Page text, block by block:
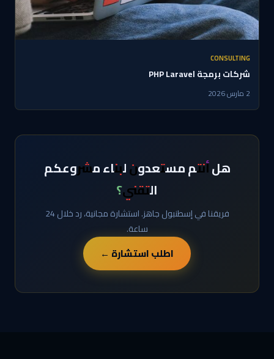
CONSULTING
شركات برمجة PHP Laravel
2 مارس 2026
هل أنتم مستعدون لبناء مشروعكم
التقني؟
فريقنا في إسطنبول جاهز. استشارة مجانية، رد خلال 24
ساعة.
اطلب استشارة ←